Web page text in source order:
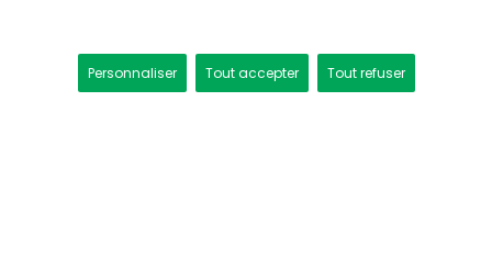
Personnaliser Tout accepter Tout refuser